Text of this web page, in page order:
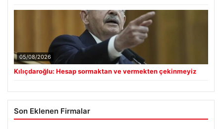
05/08/2026
Kılıçdaroğlu: Hesap sormaktan ve vermekten çekinmeyiz
Son Eklenen Firmalar